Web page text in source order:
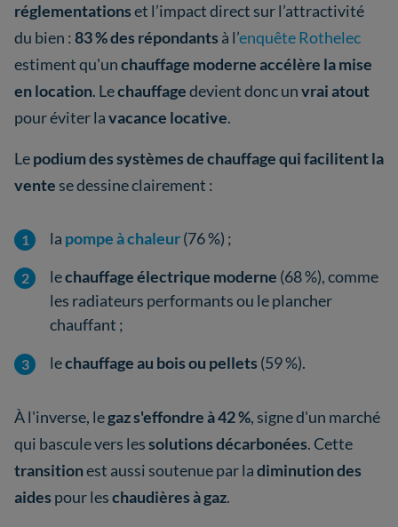
réglementationset l’impact direct sur l’attractivité
du bien :83 % des répondants à l’enquête Rothelec
estiment qu'unchauffage moderne accélère la mise
en location. Lechauffagedevient donc unvrai atout
pour éviter lavacance locative.
Lepodium des systèmes de chauffage qui facilitent la
vente se dessine clairement :
la pompe à chaleur(76 %) ;
lechauffage électrique moderne (68 %), comme
les radiateurs performants ou le plancher
chauffant ;
lechauffage au bois ou pellets (59 %).
À l'inverse, legaz s'effondre à 42 %, signe d'un marché
qui bascule vers lessolutions décarbonées. Cette
transitionest aussi soutenue par ladiminution des
aides pour leschaudières à gaz.